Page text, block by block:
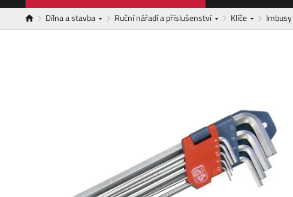
Dílna a stavba Ruční nářadí a příslušenství Klíče Imbusy